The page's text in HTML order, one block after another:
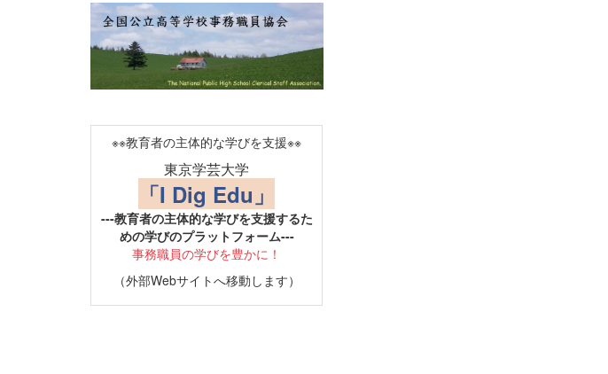
※※教育者の主体的な学びを支援※※
東京学芸大学
「I Dig Edu」
---教育者の主体的な学びを支援するた
めの学びのプラットフォーム---
事務職員の学びを豊かに！
（外部Webサイトへ移動します）